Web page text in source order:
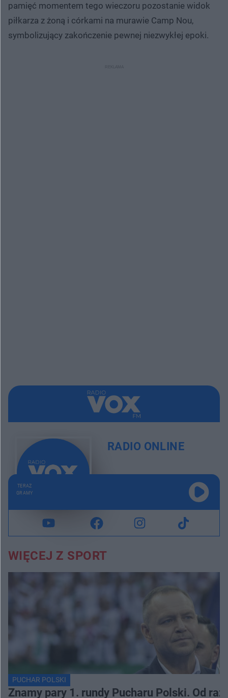
pamięć momentem tego wieczoru pozostanie widok
piłkarza z żoną i córkami na murawie Camp Nou,
symbolizujący zakończenie pewnej niezwykłej epoki.
RADIO ONLINE
TERAZ
GRAMY
WIĘCEJ Z SPORT
PUCHAR POLSKI
Znamy pary 1. rundy Pucharu Polski. Od